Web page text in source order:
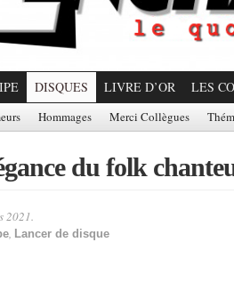
DISQUES LIVRE D’OR LES
Hommages Merci Collègues
du folk
2021.
, Lancer de disque